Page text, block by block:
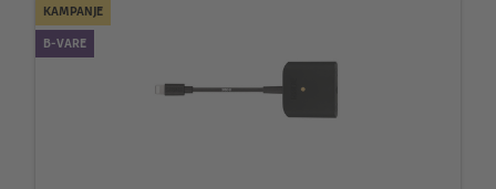
KAMPANJE
B-VARE